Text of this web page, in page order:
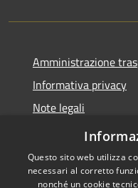
Amministrazione
Informativa privacy
Note legali
Dichiarazione di
Questo sito web utilizza
necessari al corretto
nonché un cookie